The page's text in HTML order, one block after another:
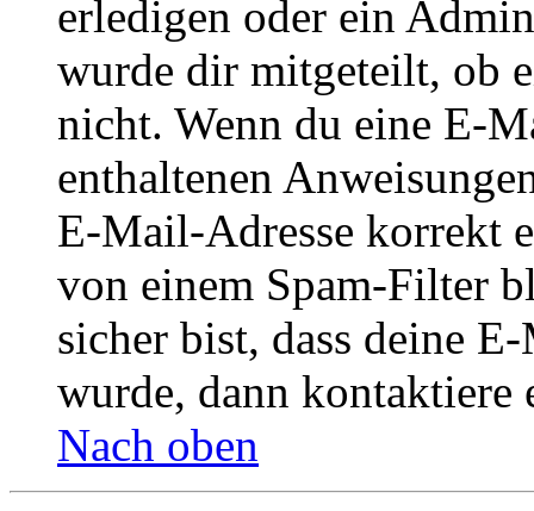
erledigen oder ein
wurde dir mitgeteilt, ob
nicht. Wenn du eine E-
enthaltenen
E-Mail-Adresse korrekt
von einem Spam-Filter
sicher bist, dass deine
wurde, dann kontaktiere
Nach oben